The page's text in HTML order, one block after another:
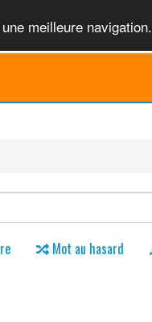
meilleure navigation.
Mot au hasard